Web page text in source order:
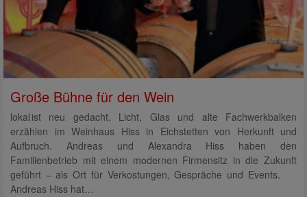
Große Bühne für den Wein
lokal ist neu gedacht. Licht, Glas und alte Fachwerkbalken
erzählen im Weinhaus Hiss in Eichstetten von Herkunft und
Aufbruch. Andreas und Alexandra Hiss haben den
Familienbetrieb mit einem modernen Firmensitz in die Zukunft
geführt – als Ort für Verkostungen, Gespräche und Events.
Andreas Hiss hat…